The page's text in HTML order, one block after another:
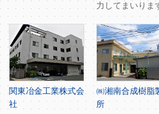
力してまいりま
関東冶金工業株式会
社
㈱湘南合成樹脂
所